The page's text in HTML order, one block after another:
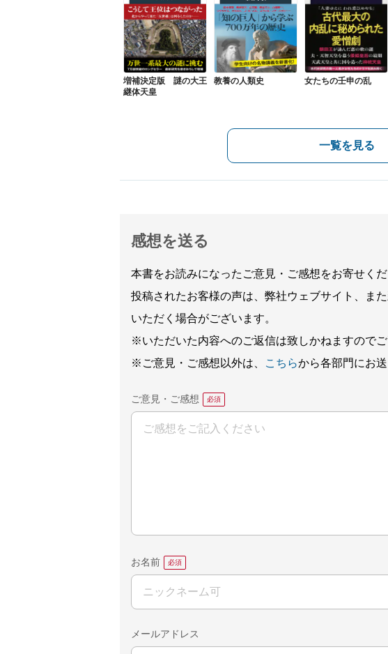
増補決定版 謎の大王
継体天皇
教養の人類史 女たちの壬申の乱
一覧を見る
感想を送る
本書をお読みになったご意見・ご感想をお寄せくだ
投稿されたお客様の声は、弊社ウェブサイト、ま
いただく場合がございます。
※いただいた内容へのご返信は致しかねますのでご
※ご意見・ご感想以外は、
こちらから各部門にお送
ご意見・ご感想
お名前
メールアドレス